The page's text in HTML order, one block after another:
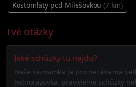
Kostomlaty pod Milešovkou (7 km)
Tvé otázky
Jaké schůzky tu najdu?
Naše seznamka je pro nezávazná
Jednorázovka, pravidelné schůzky